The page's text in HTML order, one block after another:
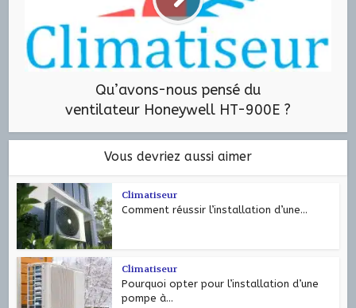
Qu’avons-nous pensé du
ventilateur Honeywell HT-900E ?
Vous devriez aussi aimer
Climatiseur
Comment réussir l’installation d’une...
Climatiseur
Pourquoi opter pour l’installation d’une
pompe à...